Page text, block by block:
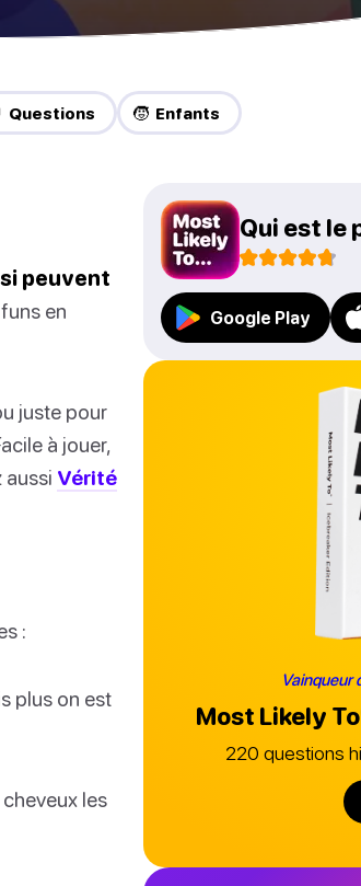
Questions 🧒 Enfants
peuvent
en
juste pour
à jouer,
aussi Vérité
:
plus on est
les
Qui est le
Google Play
Vainqueur
Most Likely
220 questions